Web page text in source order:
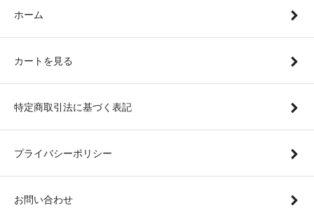
ホーム
カートを見る
特定商取引法に基づく表記
プライバシーポリシー
お問い合わせ